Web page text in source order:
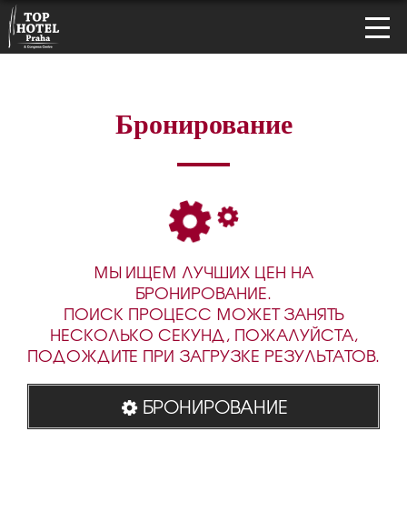
Бронирование
МЫ ИЩЕМ ЛУЧШИХ ЦЕН НА
БРОНИРОВАНИЕ.
ПОИСК ПРОЦЕСС МОЖЕТ ЗАНЯТЬ
НЕСКОЛЬКО СЕКУНД, ПОЖАЛУЙСТА,
ПОДОЖДИТЕ ПРИ ЗАГРУЗКЕ РЕЗУЛЬТАТОВ.
БРОНИРОВАНИЕ